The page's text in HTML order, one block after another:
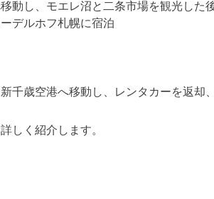
動し、モエレ沼と二条市場を観光した
デルホフ札幌に宿泊
千歳空港へ移動し、レンタカーを返却
しく紹介します。